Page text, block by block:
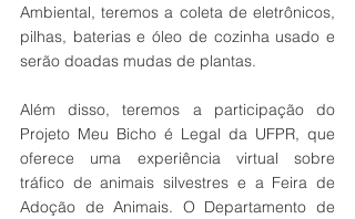
Ambiental, teremos a coleta de eletrônicos,
pilhas, baterias e óleo de cozinha usado e
serão doadas mudas de plantas.
Além disso, teremos a participação do
Projeto Meu Bicho é Legal da UFPR, que
oferece uma experiência virtual sobre
tráfico de animais silvestres e a Feira de
Adoção de Animais. O Departamento de